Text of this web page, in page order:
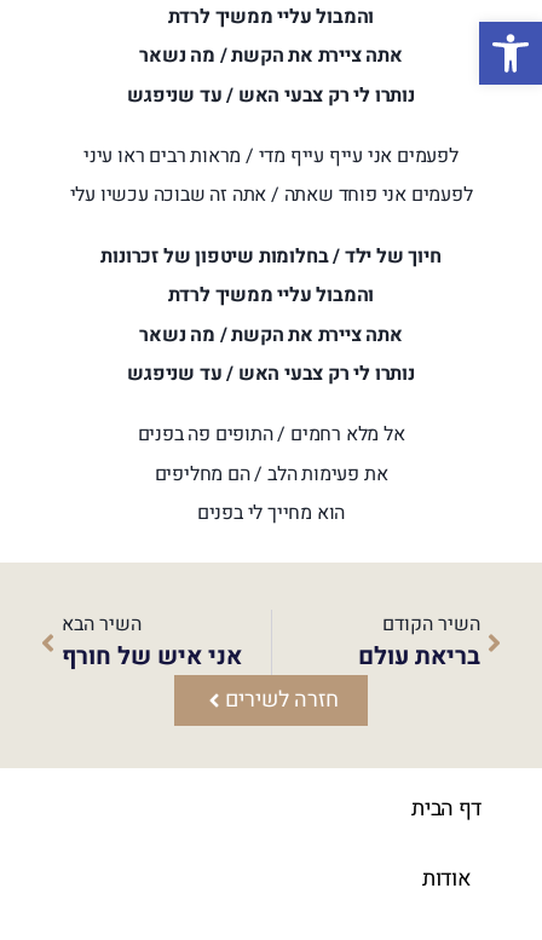
פתח סרגל נגישות
והמבול עליי ממשיך לרדת
אתה ציירת את הקשת / מה נשאר
נותרו לי רק צבעי האש / עד שניפגש
לפעמים אני עייף עייף מדי / מראות רבים ראו עיני
לפעמים אני פוחד שאתה / אתה זה שבוכה עכשיו עלי
חיוך של ילד / בחלומות שיטפון של זכרונות
והמבול עליי ממשיך לרדת
אתה ציירת את הקשת / מה נשאר
נותרו לי רק צבעי האש / עד שניפגש
אל מלא רחמים / התופים פה בפנים
את פעימות הלב / הם מחליפים
הוא מחייך לי בפנים
השיר הקודם
בריאת עולם
השיר הבא
אני איש של חורף
חזרה לשירים
דף הבית
אודות